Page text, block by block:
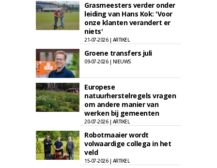
Grasmeesters verder onder
leiding van Hans Kok: 'Voor
onze klanten verandert er
niets'
21-07-2026 | ARTIKEL
Groene transfers juli
09-07-2026 | NIEUWS
Europese
natuurherstelregels vragen
om andere manier van
werken bij gemeenten
20-07-2026 | ARTIKEL
Robotmaaier wordt
volwaardige collega in het
veld
15-07-2026 | ARTIKEL